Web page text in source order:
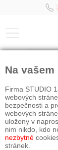
Na
Firma STUDIO
webových
bezpečnosti a
webových
uloženy v
nim nikdo, kdo
nezbytné
stránek.